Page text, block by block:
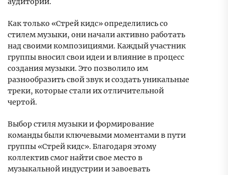
Как только «Стрей кидс» определились со
стилем музыки, они начали активно работать
над своими композициями. Каждый участник
группы вносил свои идеи и влияние в процесс
создания музыки. Это позволило им
разнообразить свой звук и создать уникальные
треки, которые стали их отличительной
чертой.
Выбор стиля музыки и формирование
команды были ключевыми моментами в пути
группы «Стрей кидс». Благодаря этому
коллектив смог найти свое место в
музыкальной индустрии и завоевать